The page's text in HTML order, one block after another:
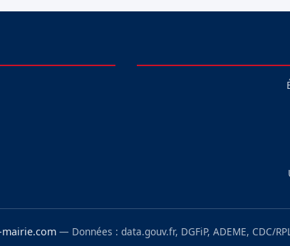
mairie.com — Données : data.gouv.fr, DGFiP, ADEME, CDC/